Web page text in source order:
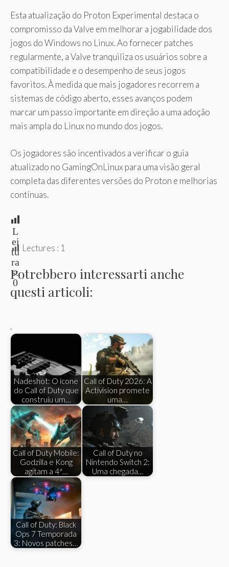
Esta atualização do Proton Experimental destaca o
compromisso da Valve em melhorar a jogabilidade dos
jogos do Windows no Linux. Ao fornecer patches
regularmente, a Valve tranquiliza os usuários sobre a
compatibilidade e o desempenho de seus jogos
favoritos. À medida que mais jogadores recorrem a
sistemas de código aberto, esses avanços podem
marcar um passo importante em direção a uma adoção
mais ampla do Linux no mundo dos jogos.
Os jogadores são incentivados a verificar o guia
atualizado no GamingOnLinux para uma visão geral
completa das diferentes versões do Proton e melhorias
contínuas.
L
ei
tu
ra
s:
0
Lectures : 1
Potrebbero interessarti anche
questi articoli:
.
Nadeshot: O ícone
do Call of Duty que
construiu um…
Call of Duty 2026: A
Activision promete
uma…
Call of Duty Mobile:
Godzilla e Kong
agitam a 4ª…
Call of Duty no
Nintendo Switch 2:
Uma chegada…
Call of Duty: Black
Ops 7 Temporada
3: Novos patches…